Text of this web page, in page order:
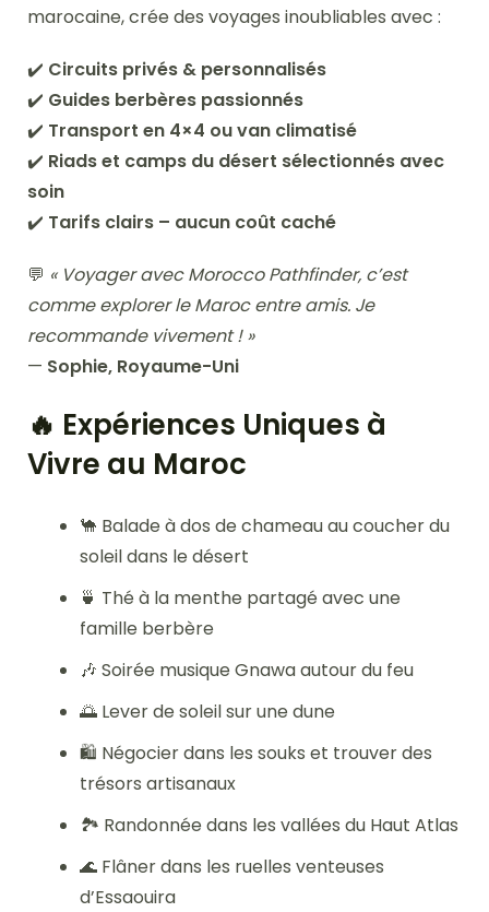
marocaine, crée des voyages inoubliables avec :
✔️ Circuits privés & personnalisés
✔️ Guides berbères passionnés
✔️ Transport en 4×4 ou van climatisé
✔️ Riads et camps du désert sélectionnés avec
soin
✔️ Tarifs clairs – aucun coût caché
💬 « Voyager avec Morocco Pathfinder, c’est
comme explorer le Maroc entre amis. Je
recommande vivement ! »
— Sophie, Royaume-Uni
🔥 Expériences Uniques à
Vivre au Maroc
🐪 Balade à dos de chameau au coucher du
soleil dans le désert
🍵 Thé à la menthe partagé avec une
famille berbère
🎶 Soirée musique Gnawa autour du feu
🌅 Lever de soleil sur une dune
🛍️ Négocier dans les souks et trouver des
trésors artisanaux
🏞️ Randonnée dans les vallées du Haut Atlas
🌊 Flâner dans les ruelles venteuses
d’Essaouira